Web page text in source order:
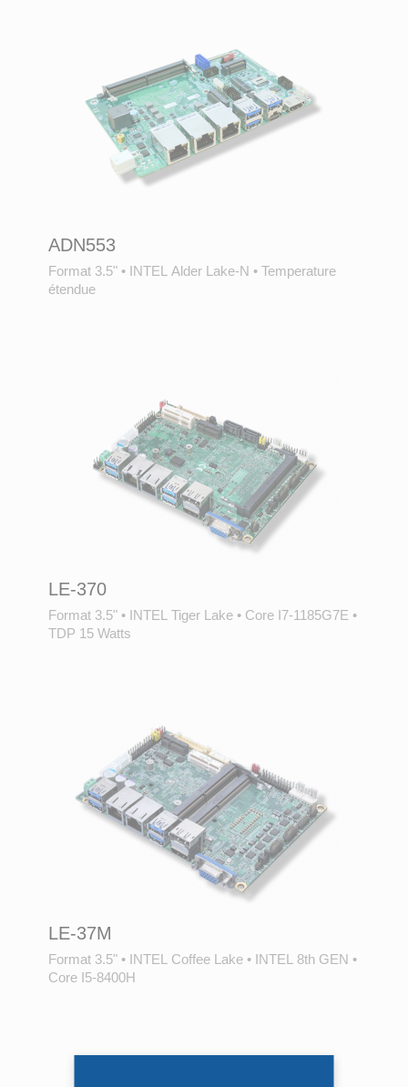
ADN553
Format 3.5" • INTEL Alder Lake-N •
étendue
LE-370
Format 3.5" • INTEL Tiger Lake • Core I7-1185G7E •
TDP 15 Watts
LE-37M
Format 3.5" • INTEL Coffee Lake • INTEL 8th GEN •
Core I5-8400H